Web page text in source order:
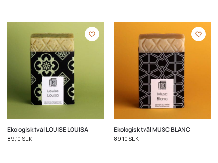
Ekologisk tvål LOUISE LOUISA
89,10 SEK
Ekologisk tvål MUSC BLANC
89,10 SEK